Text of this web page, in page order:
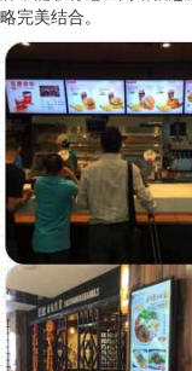
略完美结合。